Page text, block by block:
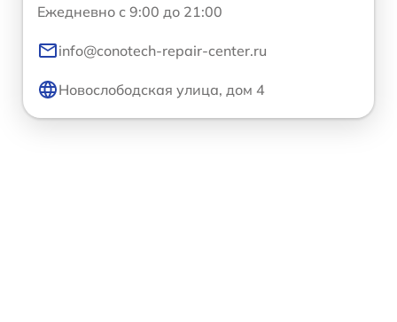
Ежедневно с 9:00 до 21:00
info@conotech-repair-center.ru
Новослободская улица, дом 4